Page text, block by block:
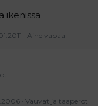
ikenissä
Aihe vapaa
Vauvat ja taaperot